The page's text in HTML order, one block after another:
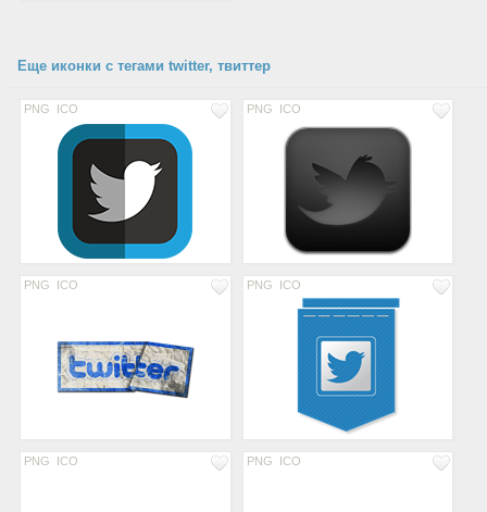
Еще иконки с тегами twitter, твиттер
PNG ICO PNG ICO
PNG ICO PNG ICO
PNG ICO PNG ICO